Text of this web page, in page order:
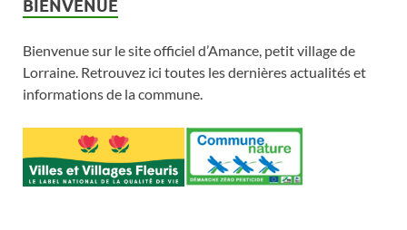
BIENVENUE
Bienvenue sur le site officiel d’Amance, petit village de
Lorraine. Retrouvez ici toutes les dernières actualités et
informations de la commune.